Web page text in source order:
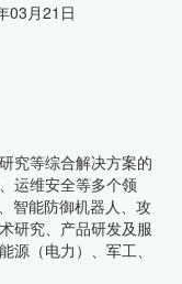
03月21日
究等综合解决方案的
运维安全等多个领
智能防御机器人、攻
研究、产品研发及服
源（电力）、军工、